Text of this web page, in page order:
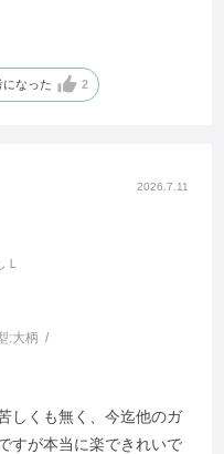
になった 2
2026.7.11
:大柄
しくも無く、今迄他のガ
すが本当に楽できれいで